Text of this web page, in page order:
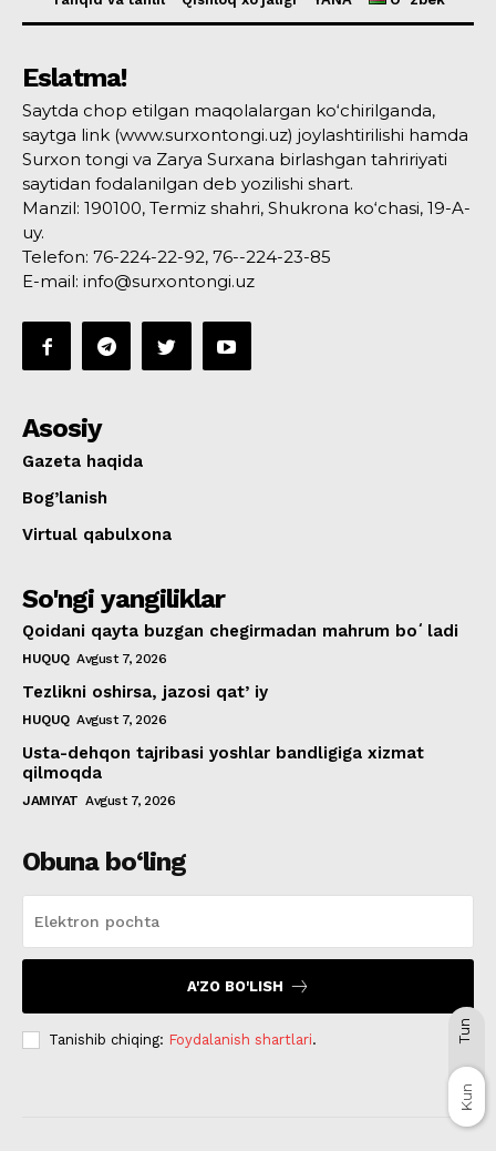
Eslatma!
Saytda chop etilgan maqolalargan ko‘chirilganda,
saytga link (www.surxontongi.uz) joylashtirilishi hamda
Surxon tongi va Zarya Surxana birlashgan tahririyati
saytidan fodalanilgan deb yozilishi shart.
Manzil: 190100, Termiz shahri, Shukrona ko‘chasi, 19-A-
uy.
Telefon: 76-224-22-92, 76--224-23-85
E-mail: info@surxontongi.uz
Asosiy
Gazeta haqida
Bog’lanish
Virtual qabulxona
So'ngi yangiliklar
Qoidani qayta buzgan chegirmadan mahrum boʻladi
HUQUQ Avgust 7, 2026
Tezlikni oshirsa, jazosi qatʼiy
HUQUQ Avgust 7, 2026
Usta-dehqon tajribasi yoshlar bandligiga xizmat
qilmoqda
JAMIYAT Avgust 7, 2026
Obuna bo‘ling
A'ZO BO'LISH
Tanishib chiqing: Foydalanish shartlari.
Kun
Kun
Tun